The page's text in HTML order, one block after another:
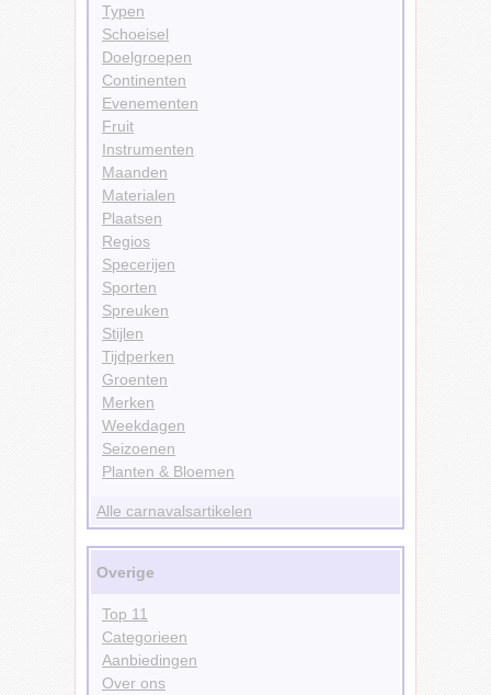
Typen
Schoeisel
Doelgroepen
Continenten
Evenementen
Fruit
Instrumenten
Maanden
Materialen
Plaatsen
Regios
Specerijen
Sporten
Spreuken
Stijlen
Tijdperken
Groenten
Merken
Weekdagen
Seizoenen
Planten & Bloemen
Alle carnavalsartikelen
Overige
Top 11
Categorieen
Aanbiedingen
Over ons